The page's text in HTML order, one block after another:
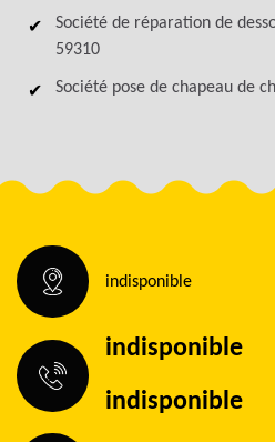
Société de réparation de
59310
Société pose de chapeau de
indisponible
indisponible
indisponible